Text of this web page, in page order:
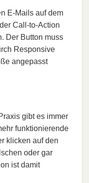
E-Mails auf dem
Call-to-Action
Der Button muss
Responsive
angepasst
gibt es immer
funktionierende
klicken auf den
oder gar
ist damit